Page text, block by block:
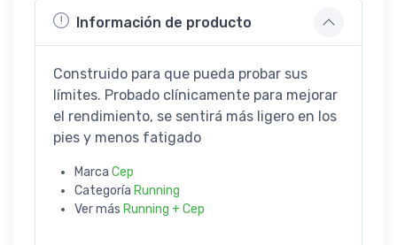
Información de producto
Construido para que pueda probar sus
límites. Probado clínicamente para mejorar
el rendimiento, se sentirá más ligero en los
pies y menos fatigado
Marca Cep
Categoría Running
Ver más Running + Cep